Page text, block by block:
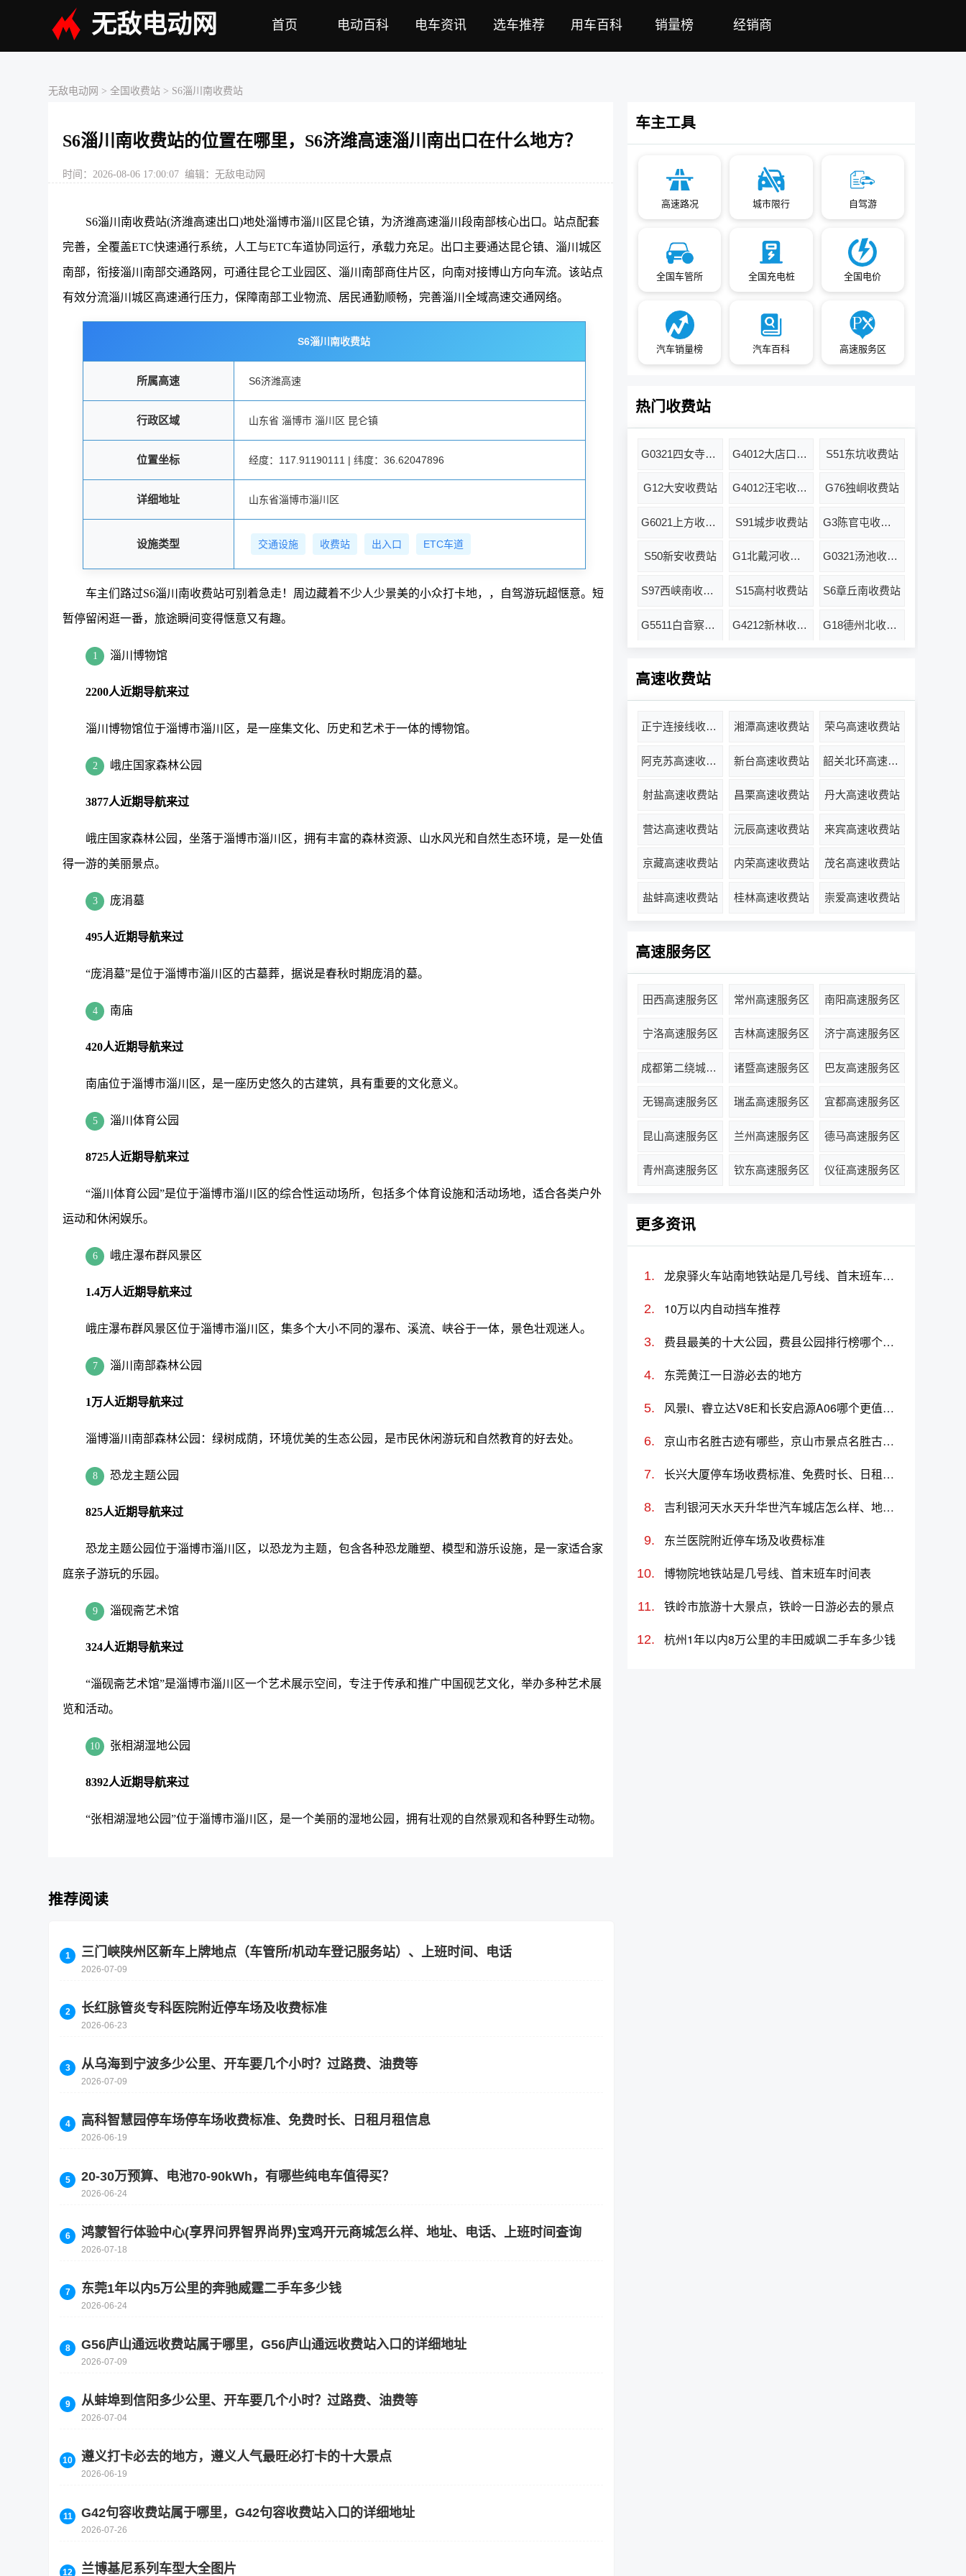
无敌电动网 首页 电动百科 电车资讯 选车推荐 用车百科 销量榜 经销商
无敌电动网 >全国收费站 > S6淄川南收费站
S6淄川南收费站的位置在哪里，S6济潍高速淄川南出口在什么地方？
时间：2026-08-06 17:00:07 编辑：无敌电动网
S6淄川南收费站(济潍高速出口)地处淄博市淄川区昆仑镇，为济潍高速淄川段南部核心出口。站点配套
完善，全覆盖ETC快速通行系统，人工与ETC车道协同运行，承载力充足。出口主要通达昆仑镇、淄川城区
南部，衔接淄川南部交通路网，可通往昆仑工业园区、淄川南部商住片区，向南对接博山方向车流。该站点
有效分流淄川城区高速通行压力，保障南部工业物流、居民通勤顺畅，完善淄川全域高速交通网络。
S6淄川南收费站
所属高速 S6济潍高速
行政区域 山东省 淄博市 淄川区 昆仑镇
位置坐标 经度：117.91190111 | 纬度：36.62047896
详细地址 山东省淄博市淄川区
设施类型 交通设施 收费站 出入口 ETC车道
车主们路过S6淄川南收费站可别着急走！周边藏着不少人少景美的小众打卡地，，自驾游玩超惬意。短
暂停留闲逛一番，旅途瞬间变得惬意又有趣。
1 淄川博物馆
2200人近期导航来过
淄川博物馆位于淄博市淄川区，是一座集文化、历史和艺术于一体的博物馆。
2 峨庄国家森林公园
3877人近期导航来过
峨庄国家森林公园，坐落于淄博市淄川区，拥有丰富的森林资源、山水风光和自然生态环境，是一处值
得一游的美丽景点。
3 庞涓墓
495人近期导航来过
“庞涓墓”是位于淄博市淄川区的古墓葬，据说是春秋时期庞涓的墓。
4 南庙
420人近期导航来过
南庙位于淄博市淄川区，是一座历史悠久的古建筑，具有重要的文化意义。
5 淄川体育公园
8725人近期导航来过
“淄川体育公园”是位于淄博市淄川区的综合性运动场所，包括多个体育设施和活动场地，适合各类户外
运动和休闲娱乐。
6 峨庄瀑布群风景区
1.4万人近期导航来过
峨庄瀑布群风景区位于淄博市淄川区，集多个大小不同的瀑布、溪流、峡谷于一体，景色壮观迷人。
7 淄川南部森林公园
1万人近期导航来过
淄博淄川南部森林公园：绿树成荫，环境优美的生态公园，是市民休闲游玩和自然教育的好去处。
8 恐龙主题公园
825人近期导航来过
恐龙主题公园位于淄博市淄川区，以恐龙为主题，包含各种恐龙雕塑、模型和游乐设施，是一家适合家
庭亲子游玩的乐园。
9 淄砚斋艺术馆
324人近期导航来过
“淄砚斋艺术馆”是淄博市淄川区一个艺术展示空间，专注于传承和推广中国砚艺文化，举办多种艺术展
览和活动。
10 张相湖湿地公园
8392人近期导航来过
“张相湖湿地公园”位于淄博市淄川区，是一个美丽的湿地公园，拥有壮观的自然景观和各种野生动物。
推荐阅读
三门峡陕州区新车上牌地点（车管所/机动车登记服务站）、上班时间、电话
2026-07-09
长红脉管炎专科医院附近停车场及收费标准
2026-06-23
从乌海到宁波多少公里、开车要几个小时？过路费、油费等
2026-07-09
高科智慧园停车场停车场收费标准、免费时长、日租月租信息
2026-06-19
20-30万预算、电池70-90kWh，有哪些纯电车值得买？
2026-06-24
鸿蒙智行体验中心(享界问界智界尚界)宝鸡开元商城怎么样、地址、电话、上班时间查询
2026-07-18
东莞1年以内5万公里的奔驰威霆二手车多少钱
2026-06-24
G56庐山通远收费站属于哪里，G56庐山通远收费站入口的详细地址
2026-07-09
从蚌埠到信阳多少公里、开车要几个小时？过路费、油费等
2026-07-04
遵义打卡必去的地方，遵义人气最旺必打卡的十大景点
2026-06-19
G42句容收费站属于哪里，G42句容收费站入口的详细地址
2026-07-26
兰博基尼系列车型大全图片
车主工具
高速路况 城市限行 自驾游
全国车管所 全国充电桩 全国电价
汽车销量榜 汽车百科 高速服务区
热门收费站
G0321四女寺收费站 G4012大店口收费站 S51东坑收费站
G12大安收费站 G4012汪宅收费站 G76独峒收费站
G6021上方收费站 S91城步收费站 G3陈官屯收费站
S50新安收费站 G1北戴河收费站 G0321汤池收费站
S97西峡南收费站 S15高村收费站 S6章丘南收费站
G5511白音察干东收费站 G4212新林收费站 G18德州北收费站
高速收费站
正宁连接线收费站 湘潭高速收费站 荣乌高速收费站
阿克苏高速收费站 新台高速收费站 韶关北环高速收费站
射盐高速收费站 昌栗高速收费站 丹大高速收费站
营达高速收费站 沅辰高速收费站 来宾高速收费站
京藏高速收费站 内荣高速收费站 茂名高速收费站
盐蚌高速收费站 桂林高速收费站 崇爱高速收费站
高速服务区
田西高速服务区 常州高速服务区 南阳高速服务区
宁洛高速服务区 吉林高速服务区 济宁高速服务区
成都第二绕城高速服务区 诸暨高速服务区 巴友高速服务区
无锡高速服务区 瑞孟高速服务区 宜都高速服务区
昆山高速服务区 兰州高速服务区 德马高速服务区
青州高速服务区 钦东高速服务区 仪征高速服务区
更多资讯
龙泉驿火车站南地铁站是几号线、首末班车时间表
10万以内自动挡车推荐
费县最美的十大公园，费县公园排行榜哪个最好玩
东莞黄江一日游必去的地方
风景i、睿立达V8E和长安启源A06哪个更值得买？性价比、配置对比
京山市名胜古迹有哪些，京山市景点名胜古迹推荐
长兴大厦停车场收费标准、免费时长、日租月租信息
吉利银河天水天升华世汽车城店怎么样、地址、电话、上班时间查询
东兰医院附近停车场及收费标准
博物院地铁站是几号线、首末班车时间表
铁岭市旅游十大景点，铁岭一日游必去的景点
杭州1年以内8万公里的丰田威飒二手车多少钱